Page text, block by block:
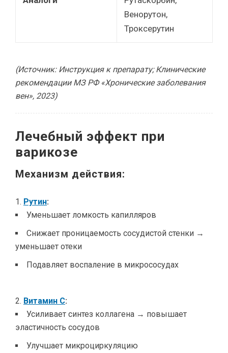
Венорутон,
Троксерутин
(Источник: Инструкция к препарату; Клинические
рекомендации МЗ РФ «Хронические заболевания
вен», 2023)
Лечебный эффект при
варикозе
Механизм действия:
Рутин:
Уменьшает ломкость капилляров
Снижает проницаемость сосудистой стенки →
уменьшает отеки
Подавляет воспаление в микрососудах
Витамин С:
Усиливает синтез коллагена → повышает
эластичность сосудов
Улучшает микроциркуляцию